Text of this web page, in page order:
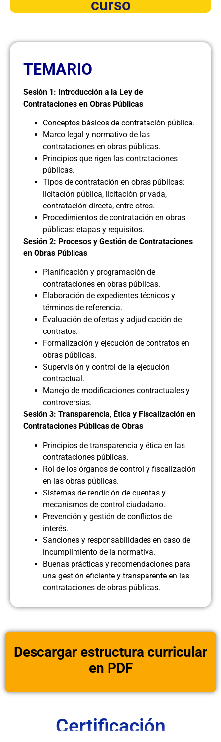
curso
TEMARIO
Sesión 1: Introducción a la Ley de
Contrataciones en Obras Públicas
Conceptos básicos de contratación pública.
Marco legal y normativo de las
contrataciones en obras públicas.
Principios que rigen las contrataciones
públicas.
Tipos de contratación en obras públicas:
licitación pública, licitación privada,
contratación directa, entre otros.
Procedimientos de contratación en obras
públicas: etapas y requisitos.
Sesión 2: Procesos y Gestión de Contrataciones
en Obras Públicas
Planificación y programación de
contrataciones en obras públicas.
Elaboración de expedientes técnicos y
términos de referencia.
Evaluación de ofertas y adjudicación de
contratos.
Formalización y ejecución de contratos en
obras públicas.
Supervisión y control de la ejecución
contractual.
Manejo de modificaciones contractuales y
controversias.
Sesión 3: Transparencia, Ética y Fiscalización en
Contrataciones Públicas de Obras
Principios de transparencia y ética en las
contrataciones públicas.
Rol de los órganos de control y fiscalización
en las obras públicas.
Sistemas de rendición de cuentas y
mecanismos de control ciudadano.
Prevención y gestión de conflictos de
interés.
Sanciones y responsabilidades en caso de
incumplimiento de la normativa.
Buenas prácticas y recomendaciones para
una gestión eficiente y transparente en las
contrataciones de obras públicas.
Descargar estructura curricular
en PDF
Certificación